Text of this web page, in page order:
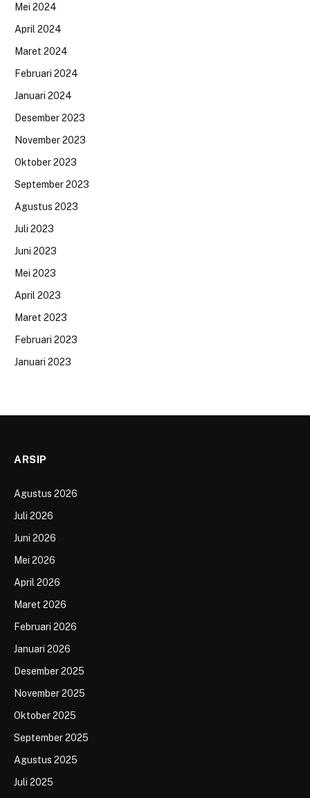
Mei 2024
April 2024
Maret 2024
Februari 2024
Januari 2024
Desember 2023
November 2023
Oktober 2023
September 2023
Agustus 2023
Juli 2023
Juni 2023
Mei 2023
April 2023
Maret 2023
Februari 2023
Januari 2023
ARSIP
Agustus 2026
Juli 2026
Juni 2026
Mei 2026
April 2026
Maret 2026
Februari 2026
Januari 2026
Desember 2025
November 2025
Oktober 2025
September 2025
Agustus 2025
Juli 2025